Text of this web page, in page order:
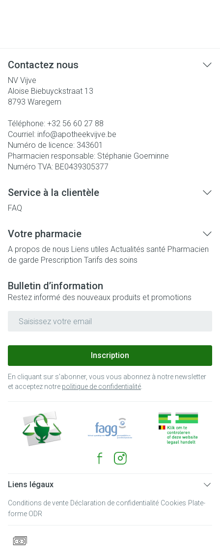
Contactez nous
NV Vijve
Aloise Biebuyckstraat 13
8793 Waregem
Téléphone: +32 56 60 27 88
Courriel: info@apotheekvijve.be
Numéro de licence: 343601
Pharmacien responsable: Stéphanie Goeminne
Numéro TVA: BE0439305377
Service à la clientèle
FAQ
Votre pharmacie
A propos de nous Liens utiles Actualités santé Pharmacien
de garde Prescription Tarifs des soins
Bulletin d’information
Restez informé des nouveaux produits et promotions
Inscription
En cliquant sur s'abonner, vous vous abonnez à notre newsletter
et acceptez notre politique de confidentialité
Liens légaux
Conditions de vente Déclaration de confidentialité Cookies Plate-
forme ODR